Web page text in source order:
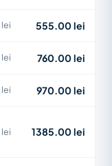
555.00 lei
760.00 lei
970.00 lei
lei 1385.00 lei